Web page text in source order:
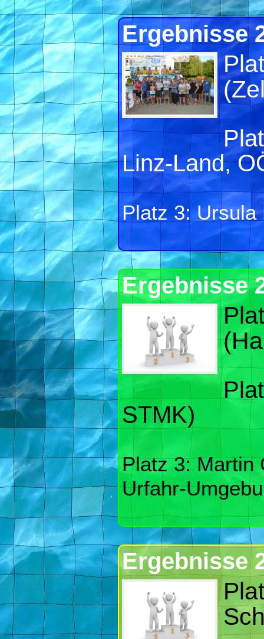
Ergebnisse
Linz-Land,
Platz 3:
Ergebnisse
STMK)
Platz 3: Martin
Urfahr-
Ergebnisse